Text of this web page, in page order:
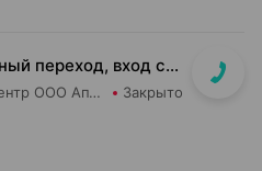
м. Партизанская (подземный переход, вход со стороны гостиницы "Турист")
Добрыя леки Аптека групп Центр ООО Аптека №5 Закрыто